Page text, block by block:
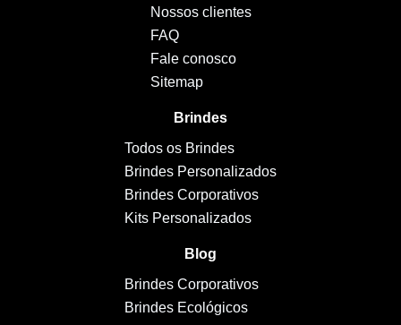
Nossos clientes
FAQ
Fale conosco
Sitemap
Brindes
Todos os Brindes
Brindes Personalizados
Brindes Corporativos
Kits Personalizados
Blog
Brindes Corporativos
Brindes Ecológicos